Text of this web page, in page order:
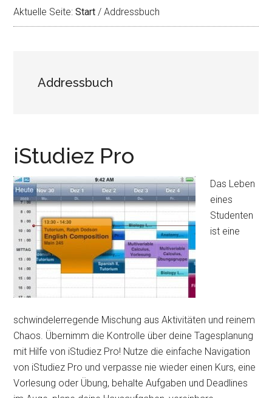
Aktuelle Seite:Start / Addressbuch
Addressbuch
iStudiez Pro
Das Leben
eines
Studenten
ist eine
schwindelerregende Mischung aus Aktivitäten und reinem
Chaos. Übernimm die Kontrolle über deine Tagesplanung
mit Hilfe von iStudiez Pro! Nutze die einfache Navigation
von iStudiez Pro und verpasse nie wieder einen Kurs, eine
Vorlesung oder Übung, behalte Aufgaben und Deadlines